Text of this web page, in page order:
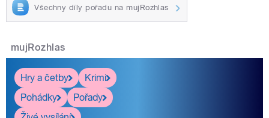
Všechny díly pořadu na mujRozhlas
mujRozhlas
Hry a četby
Krimi
Pohádky
Pořady